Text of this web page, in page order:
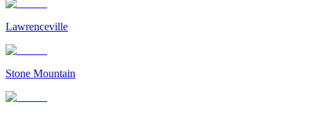
Lawrenceville
Stone Mountain